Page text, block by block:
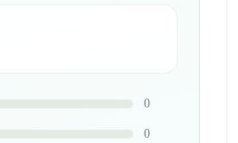
0
0